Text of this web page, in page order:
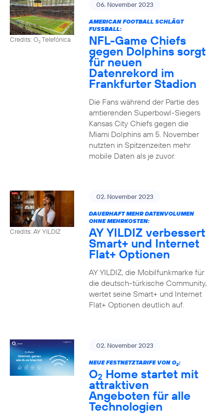
Credits: O2Telefónica
06. November 2023
AMERICAN FOOTBALL SCHLÄGT
FUSSBALL:
NFL-Game Chiefs
gegen Dolphins sorgt
für neuen
Datenrekord im
Frankfurter Stadion
Die Fans während der Partie des
amtierenden Superbowl-Siegers
Kansas City Chiefs gegen die
Miami Dolphins am 5. November
nutzten in Spitzenzeiten mehr
mobile Daten als je zuvor.
Credits: AY YILDIZ
02. November 2023
DAUERHAFT MEHR DATENVOLUMEN
OHNE MEHRKOSTEN:
AY YILDIZ verbessert
Smart+ und Internet
Flat+ Optionen
AY YILDIZ, die Mobilfunkmarke für
die deutsch-türkische Community,
wertet seine Smart+ und Internet
Flat+ Optionen deutlich auf.
02. November 2023
NEUE FESTNETZTARIFE VON O2:
O2 Home startet mit
attraktiven
Angeboten für alle
Technologien